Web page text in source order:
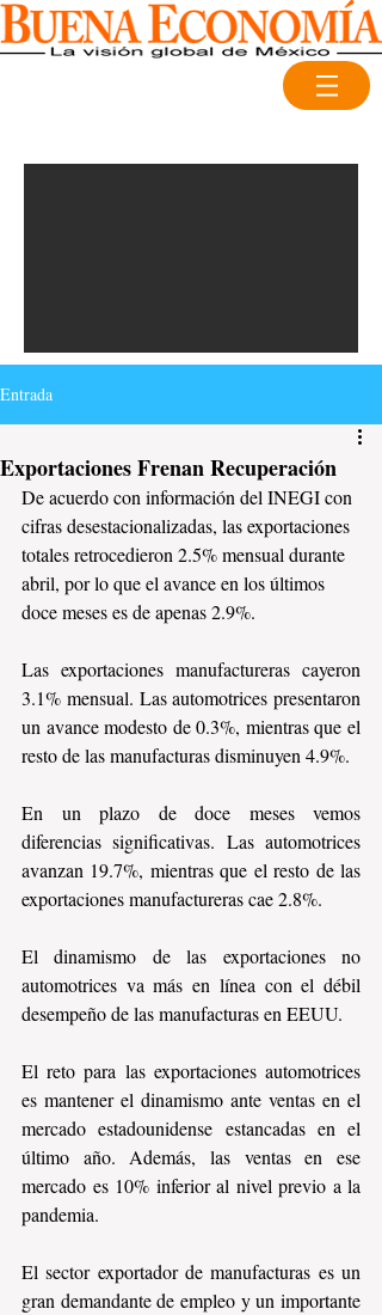
Entrada
Exportaciones Frenan Recuperación
De acuerdo con información del INEGI con
cifras desestacionalizadas, las exportaciones
totales retrocedieron 2.5% mensual durante
abril, por lo que el avance en los últimos
doce meses es de apenas 2.9%.
Las exportaciones manufactureras cayeron
3.1% mensual. Las automotrices presentaron
un avance modesto de 0.3%, mientras que el
resto de las manufacturas disminuyen 4.9%.
En un plazo de doce meses vemos
diferencias significativas. Las automotrices
avanzan 19.7%, mientras que el resto de las
exportaciones manufactureras cae 2.8%.
El dinamismo de las exportaciones no
automotrices va más en línea con el débil
desempeño de las manufacturas en EEUU.
El reto para las exportaciones automotrices
es mantener el dinamismo ante ventas en el
mercado estadounidense estancadas en el
último año. Además, las ventas en ese
mercado es 10% inferior al nivel previo a la
pandemia.
El sector exportador de manufacturas es un
gran demandante de empleo y un importante